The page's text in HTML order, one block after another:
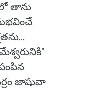
తాను
జాషువా